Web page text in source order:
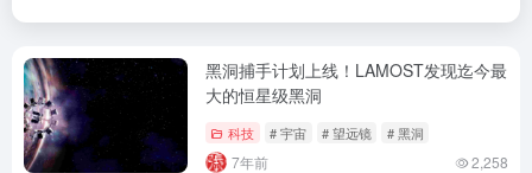
黑洞捕手计划上线！LAMOST发现迄今最
大的恒星级黑洞
科技 # 宇宙 # 望远镜 # 黑洞
7年前 2,258